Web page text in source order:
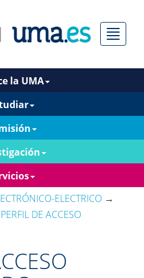
Menú
la UMA
ELECTRICO →
PERFIL DE ACCESO